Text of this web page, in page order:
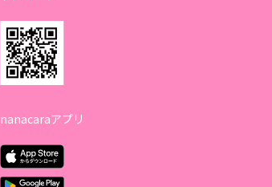
nanacaraアプリ